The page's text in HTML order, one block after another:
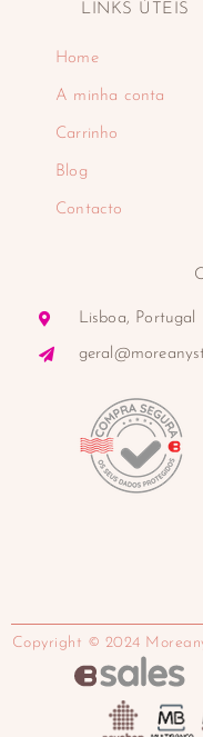
LINKS ÚTEIS
Home
A minha conta
Carrinho
Blog
Contacto
Lisboa, Portugal
Copyright © 2024